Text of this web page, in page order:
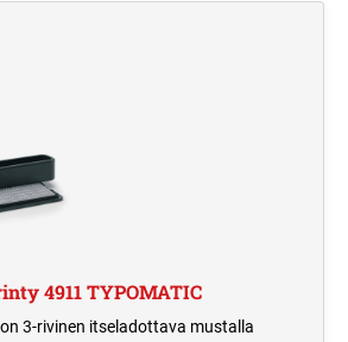
PROFESSIONAL
COLOP
4911 TYPOMATIC
3-rivinen itseladottava mustalla